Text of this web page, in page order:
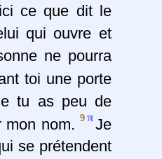
ce que dit le
qui ouvre et
ne pourra
toi une porte
tu as peu de
mon nom.9 πJe
se prétendent